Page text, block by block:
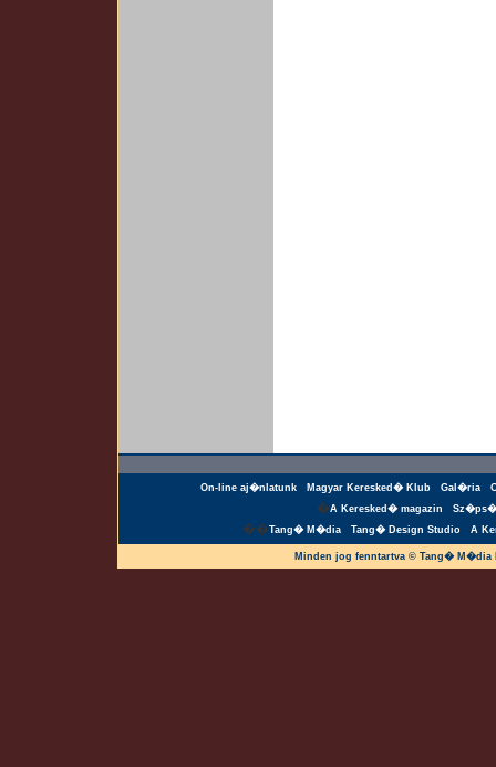
On-line aj�nlatunk Magyar Keresked� Klub Gal�ria
�A Keresked� magazin
��Tang� M�dia Tang� Design Studio A
Minden jog fenntartva © Tang�